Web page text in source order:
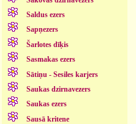
Saldus ezers
Sapņezers
Šarlotes dīķis
Sasmakas ezers
Sātiņu - Sesiles karjers
Saukas dzirnavezers
Saukas ezers
Sausā kritene